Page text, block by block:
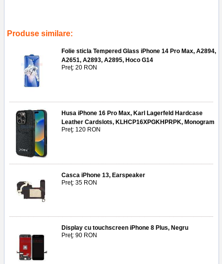
Produse similare:
Folie sticla Tempered Glass iPhone 14 Pro Max, A2894,
A2651, A2893, A2895, Hoco G14
Preţ: 20 RON
Husa iPhone 16 Pro Max, Karl Lagerfeld Hardcase
Leather Cardslots, KLHCP16XPGKHPRPK, Monogram
Preţ: 120 RON
Casca iPhone 13, Earspeaker
Preţ: 35 RON
Display cu touchscreen iPhone 8 Plus, Negru
Preţ: 90 RON